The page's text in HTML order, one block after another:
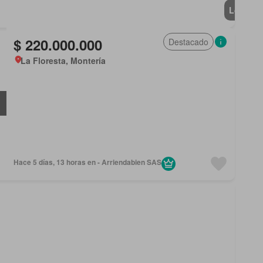
Lote
$ 220.000.000
Destacado
La Floresta, Montería
Hace 5 días, 13 horas en - Arriendabien SAS